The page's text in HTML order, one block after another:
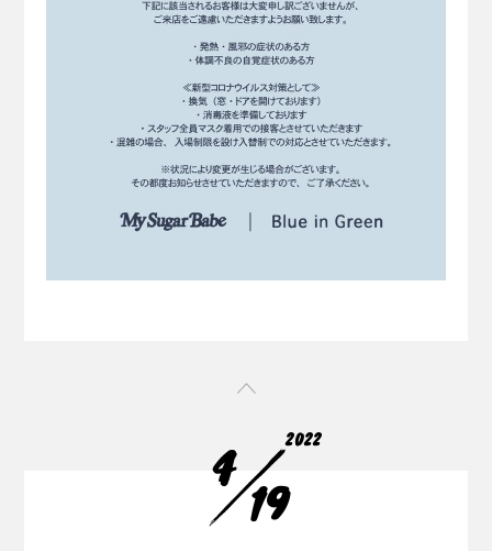
2022
4
19